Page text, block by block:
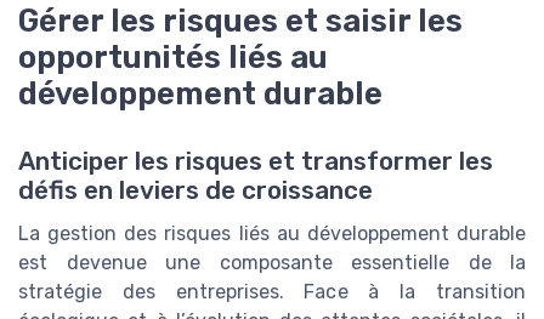
Gérer les risques et saisir les
opportunités liés au
développement durable
Anticiper les risques et transformer les
défis en leviers de croissance
La gestion des risques liés au développement durable
est devenue une composante essentielle de la
stratégie des entreprises. Face à la transition